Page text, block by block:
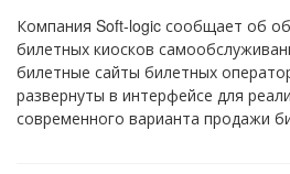
Компания Soft-logic сообщает об
билетных киосков
билетные сайты билетных
развернуты в интерфейсе для
современного варианта продажи